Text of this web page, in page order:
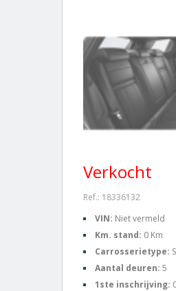
Verkocht
Ref.: 18336132
VIN: Niet vermeld
Km. stand: 0 Km
Carrosserietype:
Aantal deuren: 5
1ste inschrijving: